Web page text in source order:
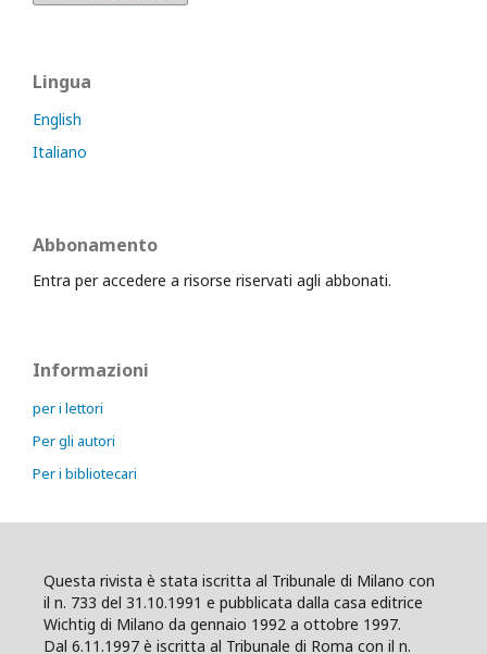
Lingua
English
Italiano
Abbonamento
Entra per accedere a risorse riservati agli abbonati.
Informazioni
per i lettori
Per gli autori
Per i bibliotecari
Questa rivista è stata iscritta al Tribunale di Milano con
il n. 733 del 31.10.1991 e pubblicata dalla casa editrice
Wichtig di Milano da gennaio 1992 a ottobre 1997.
Dal 6.11.1997 è iscritta al Tribunale di Roma con il n.